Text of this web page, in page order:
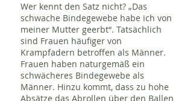
Wer kennt den Satz nicht? „Das
schwache Bindegewebe habe ich von
meiner Mutter geerbt“. Tatsächlich
sind Frauen häufiger von
Krampfadern betroffen als Männer.
Frauen haben naturgemäß ein
schwächeres Bindegewebe als
Männer. Hinzu kommt, dass zu hohe
Absätze das Abrollen über den Ballen